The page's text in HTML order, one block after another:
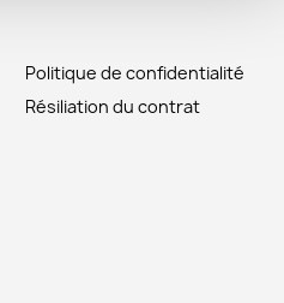
Politique de confidentialité
Résiliation du contrat